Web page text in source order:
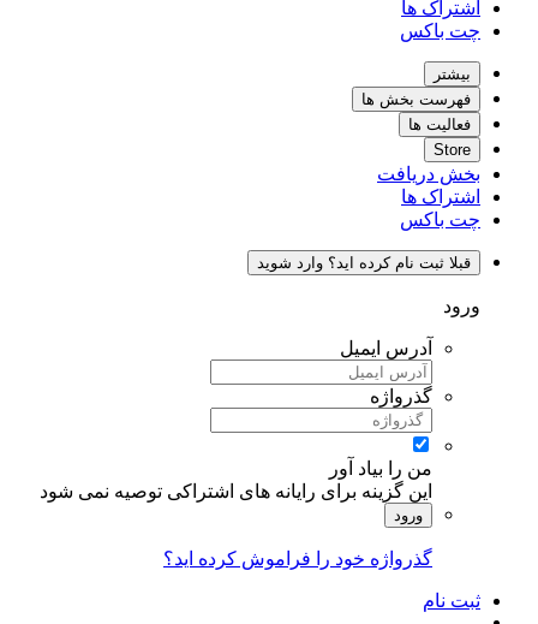
اشتراک ها
چت باکس
بیشتر
فهرست بخش ها
فعالیت ها
Store
بخش دریافت
اشتراک ها
چت باکس
قبلا ثبت نام کرده اید؟ وارد شوید
ورود
آدرس ایمیل
گذرواژه
من را بیاد آور
این گزینه برای رایانه های اشتراکی توصیه نمی شود
ورود
گذرواژه خود را فراموش کرده اید؟
ثبت نام